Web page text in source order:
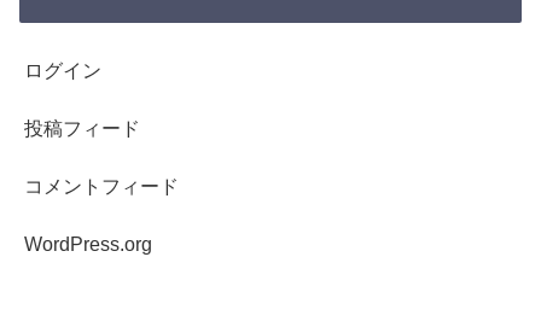
ログイン
投稿フィード
コメントフィード
WordPress.org